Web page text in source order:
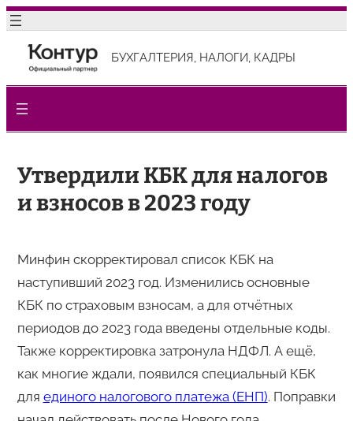
Перейти
содержимому
БУХГАЛТЕРИЯ, НАЛОГИ, КАДРЫ
Утвердили КБК для налогов
и взносов в 2023 году
Минфин скорректировал список КБК на
наступивший 2023 год. Изменились основные
КБК по страховым взносам, а для отчётных
периодов до 2023 года введены отдельные коды.
Также корректировка затронула НДФЛ. А ещё,
как многие ждали, появился специальный КБК
для единого налогового платежа (ЕНП). Поправки